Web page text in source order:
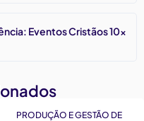
Eventos Cristãos 10x
PRODUÇÃO E GESTÃO DE